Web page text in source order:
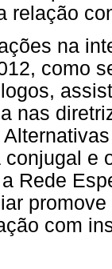
relação
na
como
nas
e
Rede
com